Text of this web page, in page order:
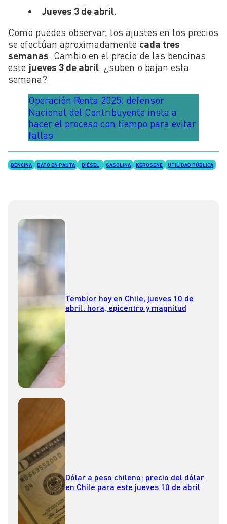
Jueves 3 de abril.
Como puedes observar, los ajustes en los precios
se efectúan aproximadamente cada tres
semanas. Cambio en el precio de las bencinas
este jueves 3 de abril: ¿suben o bajan esta
semana?
Operación Renta 2025: defensor
Nacional del Contribuyente insta a
hacer el proceso con tiempo para evitar
fallas
BENCINA DATO EN PAUTA DIÉSEL GASOLINA KEROSENE UTILIDAD PÚBLICA
Temblor hoy en Chile, jueves 10 de
abril: hora, epicentro y magnitud
Dólar a peso chileno: precio del dólar
en Chile para este jueves 10 de abril